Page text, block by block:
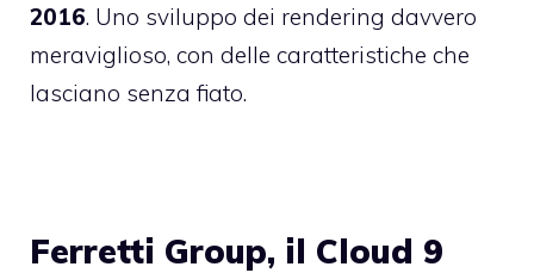
2016. Uno sviluppo dei rendering davvero
meraviglioso, con delle caratteristiche che
lasciano senza fiato.
Ferretti Group, il Cloud 9